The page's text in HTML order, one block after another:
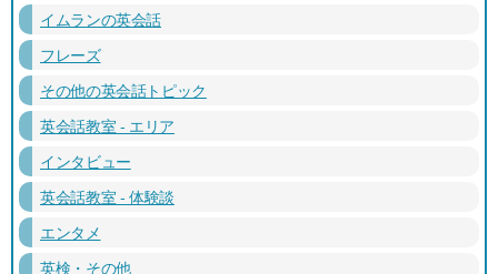
イムランの英会話
フレーズ
その他の英会話トピック
英会話教室 - エリア
インタビュー
英会話教室 - 体験談
エンタメ
英検・その他